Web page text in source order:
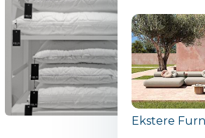
Ekstere